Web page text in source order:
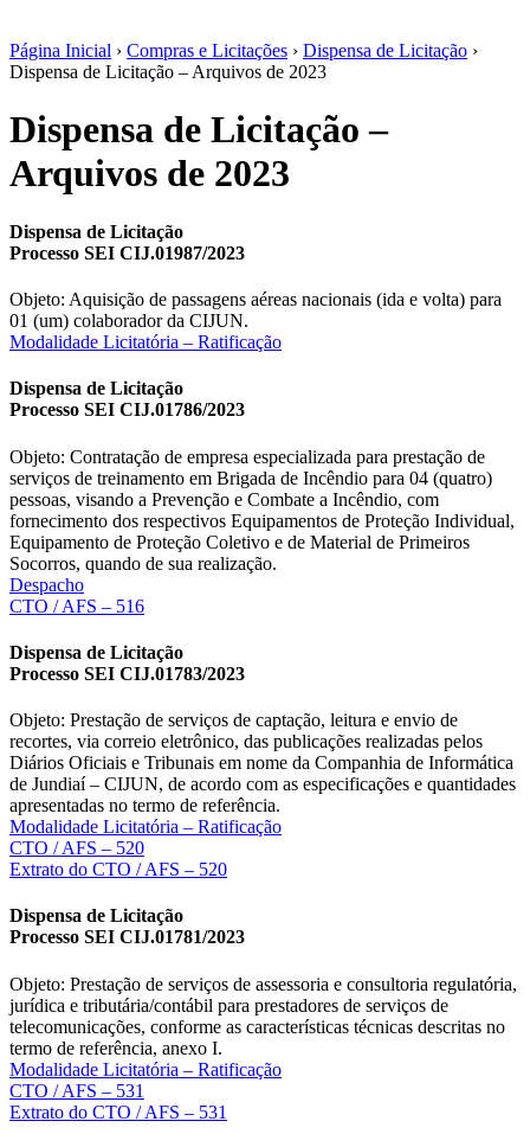
Página Inicial › Compras e Licitações › Dispensa de Licitação ›
Dispensa de Licitação – Arquivos de 2023
Dispensa de Licitação –
Arquivos de 2023
Dispensa de Licitação
Processo SEI CIJ.01987/2023
Objeto: Aquisição de passagens aéreas nacionais (ida e volta) para
01 (um) colaborador da CIJUN.
Modalidade Licitatória – Ratificação
Dispensa de Licitação
Processo SEI CIJ.01786/2023
Objeto: Contratação de empresa especializada para prestação de
serviços de treinamento em Brigada de Incêndio para 04 (quatro)
pessoas, visando a Prevenção e Combate a Incêndio, com
fornecimento dos respectivos Equipamentos de Proteção Individual,
Equipamento de Proteção Coletivo e de Material de Primeiros
Socorros, quando de sua realização.
Despacho
CTO / AFS – 516
Dispensa de Licitação
Processo SEI CIJ.01783/2023
Objeto: Prestação de serviços de captação, leitura e envio de
recortes, via correio eletrônico, das publicações realizadas pelos
Diários Oficiais e Tribunais em nome da Companhia de Informática
de Jundiaí – CIJUN, de acordo com as especificações e quantidades
apresentadas no termo de referência.
Modalidade Licitatória – Ratificação
CTO / AFS – 520
Extrato do CTO / AFS – 520
Dispensa de Licitação
Processo SEI CIJ.01781/2023
Objeto: Prestação de serviços de assessoria e consultoria regulatória,
jurídica e tributária/contábil para prestadores de serviços de
telecomunicações, conforme as características técnicas descritas no
termo de referência, anexo I.
Modalidade Licitatória – Ratificação
CTO / AFS – 531
Extrato do CTO / AFS – 531